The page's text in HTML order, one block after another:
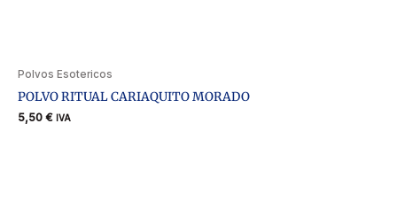
Polvos Esotericos
POLVO RITUAL CARIAQUITO MORADO
5,50 € IVA